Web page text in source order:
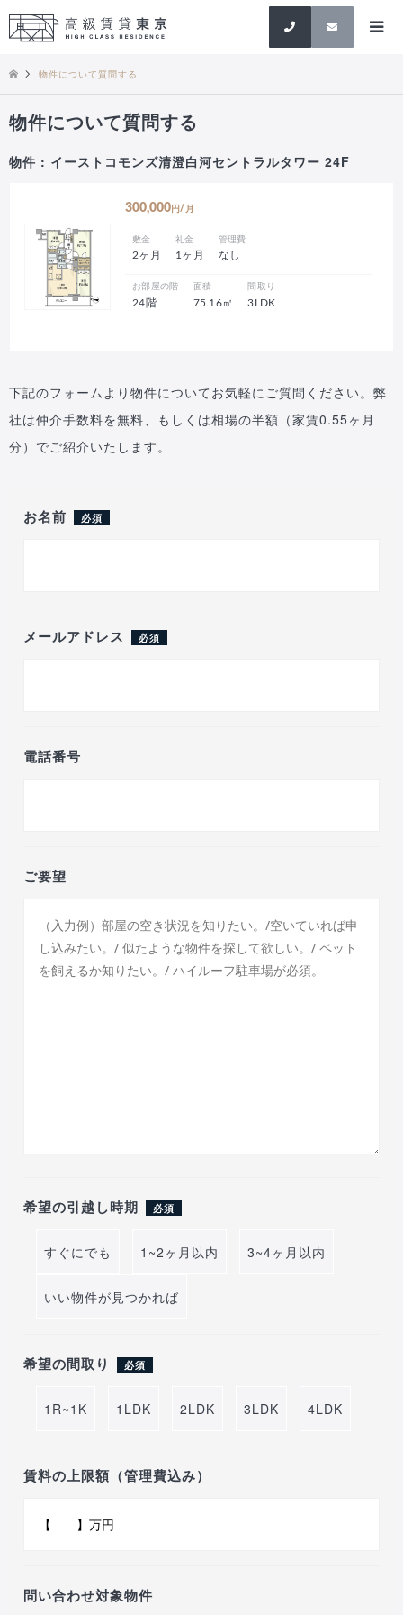
検索
物件について質問する
物件について質問する
物件 : イーストコモンズ清澄白河セントラルタワー 24F
300,000 円/月
敷金
2ヶ月
礼金
1ヶ月
管理費
なし
お部屋の階
24階
面積
75.16㎡
間取り
3LDK
下記のフォームより物件についてお気軽にご質問ください。弊
社は仲介手数料を無料、もしくは相場の半額（家賃0.55ヶ月
分）でご紹介いたします。
お名前 必須
メールアドレス 必須
電話番号
ご要望
希望の引越し時期 必須
すぐにでも 1~2ヶ月以内 3~4ヶ月以内
いい物件が見つかれば
希望の間取り 必須
1R~1K 1LDK 2LDK 3LDK 4LDK
賃料の上限額（管理費込み）
問い合わせ対象物件